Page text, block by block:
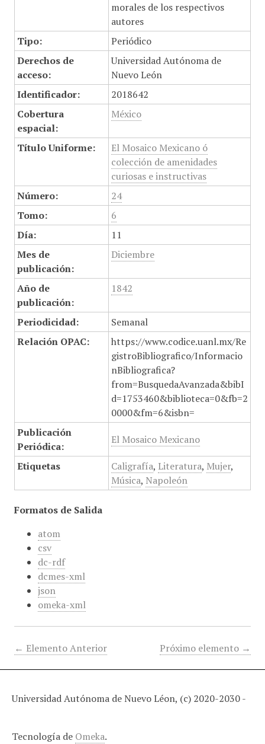
morales de los respectivos
autores
Tipo:
Periódico
Derechos de
acceso:
Universidad Autónoma de
Nuevo León
Identificador:
2018642
Cobertura
espacial:
México
Título Uniforme:
El Mosaico Mexicano ó
colección de amenidades
curiosas e instructivas
Número:
24
Tomo:
6
Día:
11
Mes de
publicación:
Diciembre
Año de
publicación:
1842
Periodicidad:
Semanal
Relación OPAC:
https://www.codice.uanl.mx/Re
gistroBibliografico/Informacio
nBibliografica?
from=BusquedaAvanzada&bibI
d=1753460&biblioteca=0&fb=2
0000&fm=6&isbn=
Publicación
Periódica:
El Mosaico Mexicano
Etiquetas Caligrafía, Literatura, Mujer,
Música, Napoleón
Formatos de Salida
atom
csv
dc-rdf
dcmes-xml
json
omeka-xml
← Elemento Anterior Próximo elemento →
Universidad Autónoma de Nuevo Léon, (c) 2020-2030 -
Tecnología de Omeka.